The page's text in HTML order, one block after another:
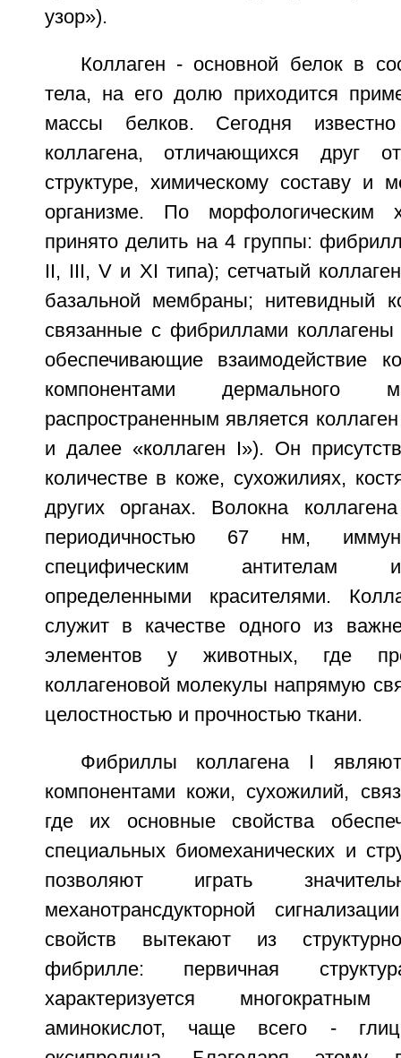
узор»).
Коллаген - основной белок в
тела, на его долю приходится
массы белков. Сегодня
коллагена, отличающихся друг
структуре, химическому составу и
организме. По морфологическим
принято делить на 4 группы:
II, III, V и XI типа); сетчатый
базальной мембраны; нитевидный
связанные с фибриллами
обеспечивающие взаимодействие
компонентами дермального
распространенным является
и далее «коллаген I»). Он
количестве в коже, сухожилиях,
других органах. Волокна
периодичностью 67 нм,
специфическим антителам
определенными красителями.
служит в качестве одного из
элементов у животных, где
коллагеновой молекулы напрямую
целостностью и прочностью ткани.
Фибриллы коллагена I
компонентами кожи, сухожилий,
где их основные свойства
специальных биомеханических и
позволяют играть
механотрансдукторной
свойств вытекают из
фибрилле: первичная
характеризуется
аминокислот, чаще всего -